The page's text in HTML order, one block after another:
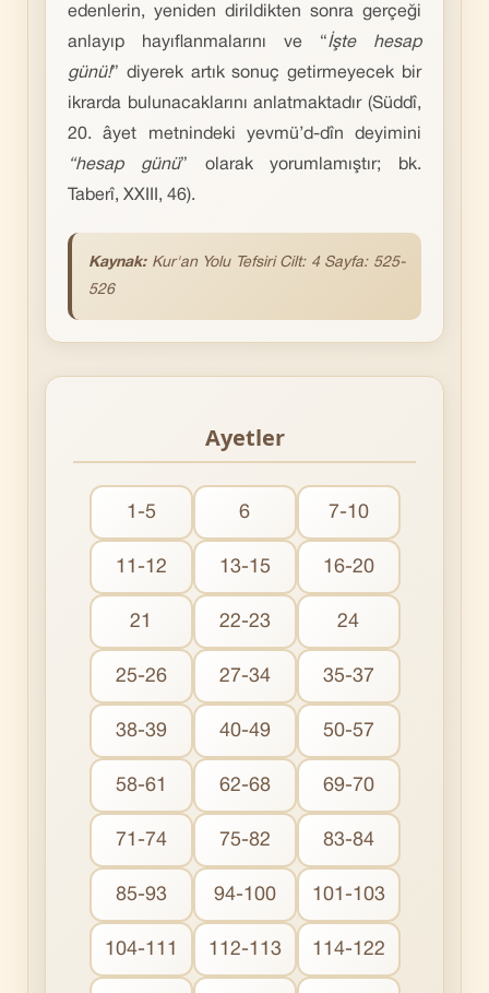
edenlerin, yeniden dirildikten sonra gerçeği
anlayıp hayıflanmalarını ve “İşte hesap
günü!” diyerek artık sonuç getirmeyecek bir
ikrarda bulunacaklarını anlatmaktadır (Süddî,
20. âyet metnindeki yevmü’d-dîn deyimini
“hesap günü” olarak yorumlamıştır; bk.
Taberî, XXIII, 46).
Kaynak: Kur'an Yolu Tefsiri Cilt: 4 Sayfa: 525-
526
Ayetler
1-5 6 7-10
11-12 13-15 16-20
21 22-23 24
25-26 27-34 35-37
38-39 40-49 50-57
58-61 62-68 69-70
71-74 75-82 83-84
85-93 94-100 101-103
104-111 112-113 114-122